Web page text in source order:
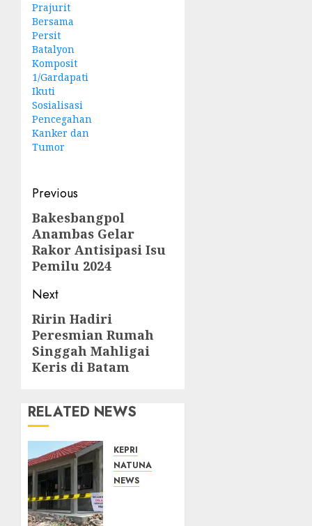
Prajurit
Bersama
Persit
Batalyon
Komposit
1/Gardapati
Ikuti
Sosialisasi
Pencegahan
Kanker dan
Tumor
Post
navigation
Previous
Previous
post:
Bakesbangpol
Anambas Gelar
Rakor Antisipasi Isu
Pemilu 2024
Next
Next
post:
Ririn Hadiri
Peresmian Rumah
Singgah Mahligai
Keris di Batam
RELATED NEWS
KEPRI
NATUNA
NEWS